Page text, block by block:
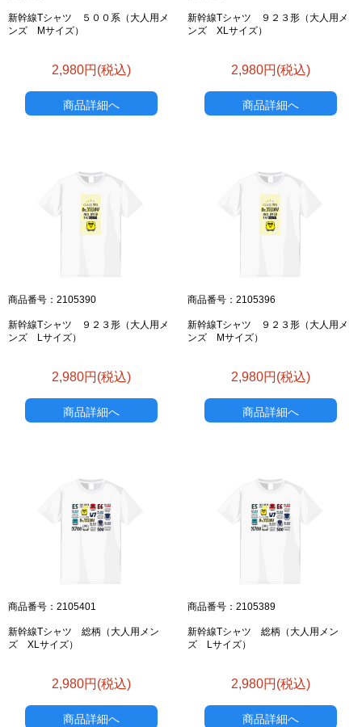
新幹線Tシャツ ５００系（大人用メ
ンズ Mサイズ）
2,980円(税込)
商品詳細へ
新幹線Tシャツ ９２３形（大人用メ
ンズ XLサイズ）
2,980円(税込)
商品詳細へ
商品番号：2105390
新幹線Tシャツ ９２３形（大人用メ
ンズ Lサイズ）
2,980円(税込)
商品詳細へ
商品番号：2105396
新幹線Tシャツ ９２３形（大人用メ
ンズ Mサイズ）
2,980円(税込)
商品詳細へ
商品番号：2105401
新幹線Tシャツ 総柄（大人用メン
ズ XLサイズ）
2,980円(税込)
商品詳細へ
商品番号：2105389
新幹線Tシャツ 総柄（大人用メン
ズ Lサイズ）
2,980円(税込)
商品詳細へ